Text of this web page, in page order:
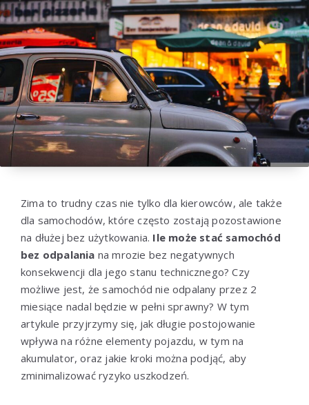
Zima to trudny czas nie tylko dla kierowców, ale także
dla samochodów, które często zostają pozostawione
na dłużej bez użytkowania. Ile może stać samochód
bez odpalania na mrozie bez negatywnych
konsekwencji dla jego stanu technicznego? Czy
możliwe jest, że samochód nie odpalany przez 2
miesiące nadal będzie w pełni sprawny? W tym
artykule przyjrzymy się, jak długie postojowanie
wpływa na różne elementy pojazdu, w tym na
akumulator, oraz jakie kroki można podjąć, aby
zminimalizować ryzyko uszkodzeń.